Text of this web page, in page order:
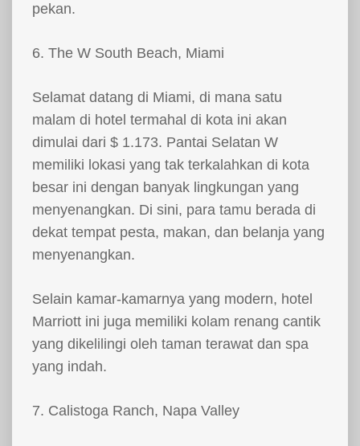
pekan.
6. The W South Beach, Miami
Selamat datang di Miami, di mana satu
malam di hotel termahal di kota ini akan
dimulai dari $ 1.173. Pantai Selatan W
memiliki lokasi yang tak terkalahkan di kota
besar ini dengan banyak lingkungan yang
menyenangkan. Di sini, para tamu berada di
dekat tempat pesta, makan, dan belanja yang
menyenangkan.
Selain kamar-kamarnya yang modern, hotel
Marriott ini juga memiliki kolam renang cantik
yang dikelilingi oleh taman terawat dan spa
yang indah.
7. Calistoga Ranch, Napa Valley